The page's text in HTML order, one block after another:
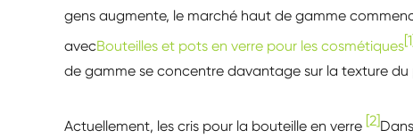
gens augmente, le marché haut de gamme
avecBouteilles et pots en verre pour les cosmétiques
de gamme se concentre davantage sur la texture
Actuellement, les cris pour la bouteille en verre [2]